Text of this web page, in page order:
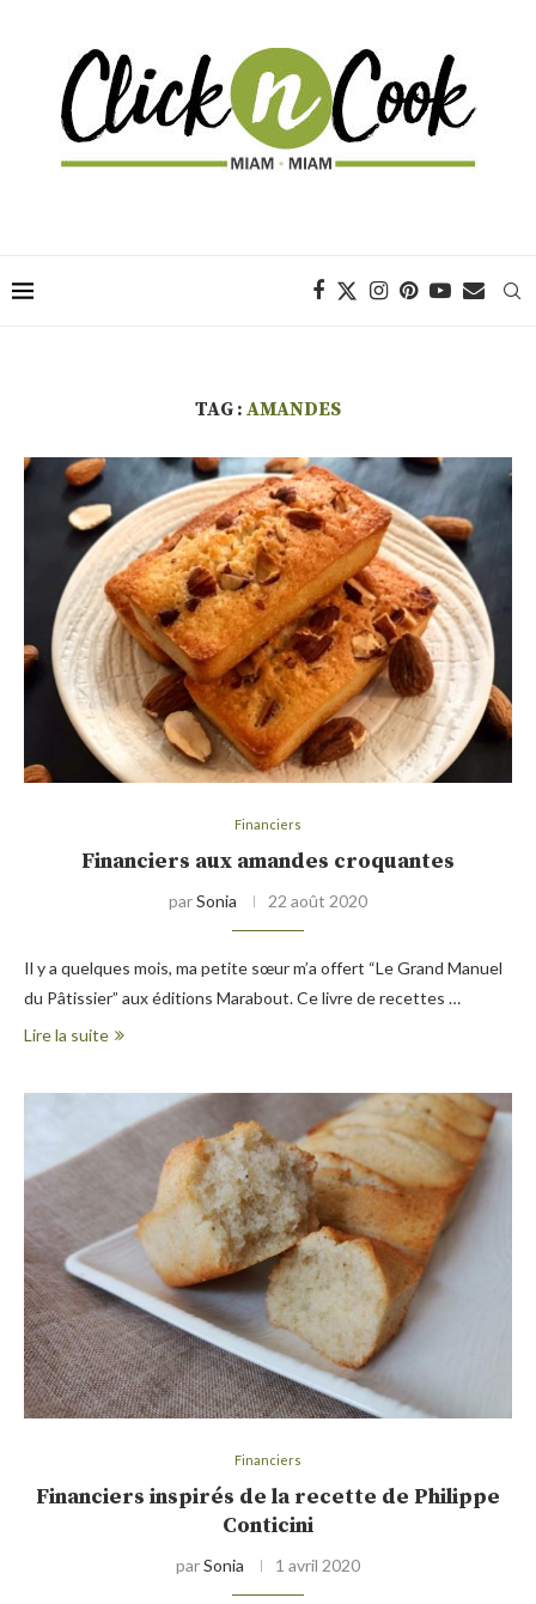
TAG : AMANDES
Financiers
Financiers aux amandes croquantes
parSonia 22 août 2020
Il y a quelques mois, ma petite sœur m’a offert “Le Grand Manuel
du Pâtissier” aux éditions Marabout. Ce livre de recettes …
Lire la suite
Financiers
Financiers inspirés de la recette de Philippe
Conticini
parSonia 1 avril 2020